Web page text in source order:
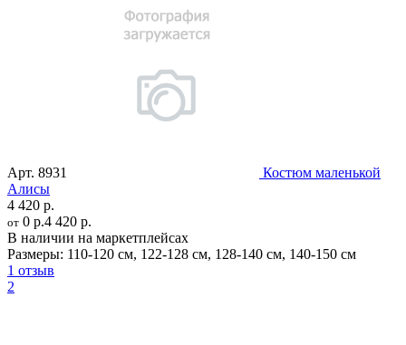
Арт. 8931
Костюм маленькой
Алисы
4 420 р.
от 0 р.4 420 р.
В наличии на маркетплейсах
Размеры: 110-120 см, 122-128 см, 128-140 см, 140-150 см
1 отзыв
2